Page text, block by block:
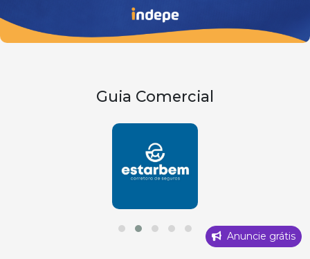
Guia Comercial
Anuncie grátis